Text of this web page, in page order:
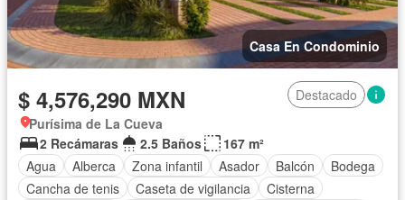
Casa En Condominio
$ 4,576,290 MXN
Destacado
Purísima de La Cueva
2 Recámaras
2.5 Baños
167 m²
Agua
Alberca Zona infantil Asador Balcón
Bodega
Cancha de tenis
Caseta de vigilancia
Cisterna